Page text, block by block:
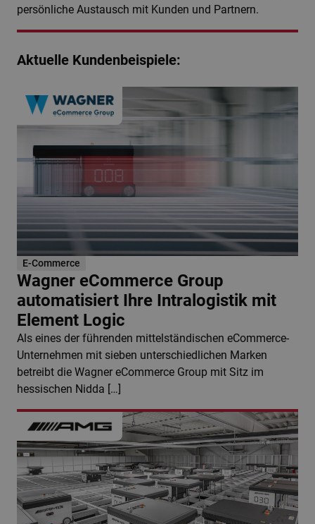
persönliche Austausch mit Kunden und Partnern.
Aktuelle Kundenbeispiele:
E-Commerce
Wagner eCommerce Group
automatisiert Ihre Intralogistik mit
Element Logic
Als eines der führenden mittelständischen eCommerce-
Unternehmen mit sieben unterschiedlichen Marken
betreibt die Wagner eCommerce Group mit Sitz im
hessischen Nidda […]